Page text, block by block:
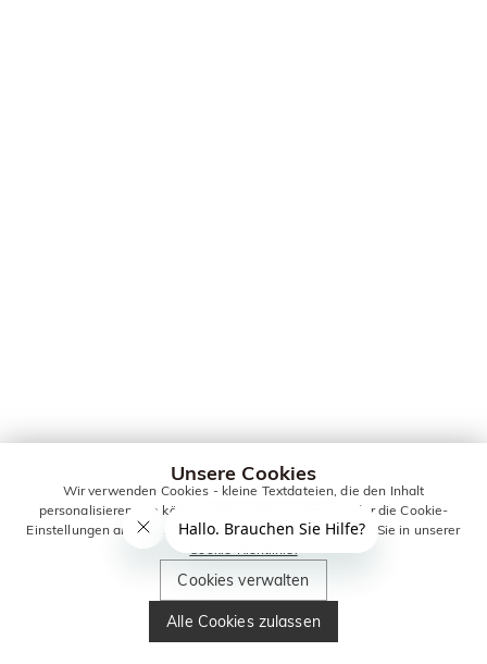
Unsere Cookies
Wir verwenden Cookies - kleine Textdateien, die den Inhalt
personalisieren. Sie können alle Cookies zulassen oder die Cookie-
Einstellungen anpassen. Weitere Informationen erhalten Sie in unserer
Cookie-Richtlinie.
Cookies verwalten
Alle Cookies zulassen